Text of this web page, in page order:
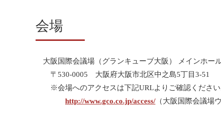
会場
大阪国際会議場（グランキューブ大阪） メインホー
〒530-0005 大阪府大阪市北区中之島5丁目3-51
※会場へのアクセスは下記URLよりご確認ください
http://www.gco.co.jp/access/（大阪国際会議場